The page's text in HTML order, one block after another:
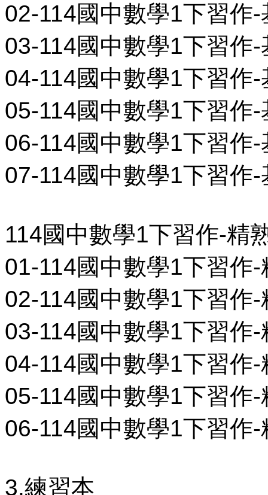
02-114國中數學1下習作
03-114國中數學1下習作
04-114國中數學1下習作
05-114國中數學1下習作
06-114國中數學1下習作
07-114國中數學1下習作
114國中數學1下習作-精
01-114國中數學1下習作
02-114國中數學1下習作
03-114國中數學1下習作
04-114國中數學1下習作
05-114國中數學1下習作
06-114國中數學1下習作
3.練習本